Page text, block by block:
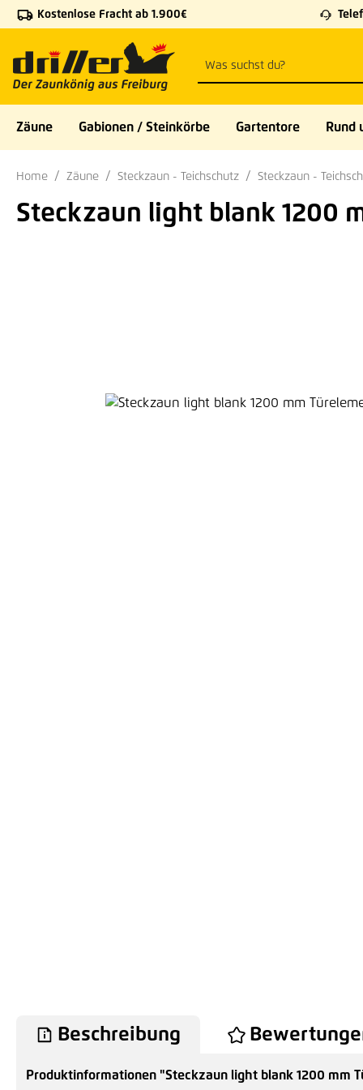
Hauptinhalt springen
Zur Suche springen
Zur Hauptnavigation springen
Kostenlose Fracht ab 1.900€
Zäune Gabionen / Steinkörbe Gartentore Rund
Home Zäune Steckzaun - Teichschutz Steckzaun -
Steckzaun light blank 1200
Bildergalerie überspringen
Beschreibung
Produktinformationen "Steckzaun light blank 1200 mm